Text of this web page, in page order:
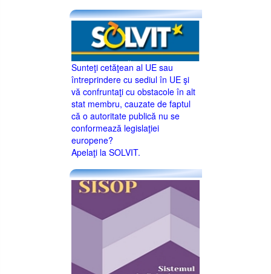
Sunteţi cetăţean al UE sau
întreprindere cu sediul în UE şi
vă confruntaţi cu obstacole în alt
stat membru, cauzate de faptul
că o autoritate publică nu se
conformează legislaţiei
europene?
Apelaţi la SOLVIT.